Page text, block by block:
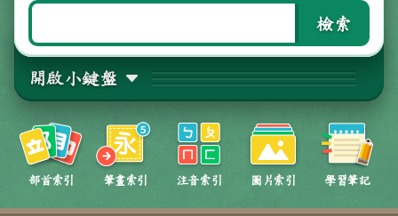
檢索
開啟小鍵盤
部首索引 筆畫索引 注音索引 圖片索引 學習筆記